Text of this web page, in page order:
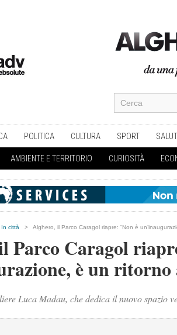
POLITICA CULTURA SPORT
AMBIENTE E TERRITORIO CURIOSITÀ
In città > Alghero, il Parco Caragol riapre: “Non è
Parco Caragol
è un ritorno
Luca Madau, che dedica il nuovo spazio